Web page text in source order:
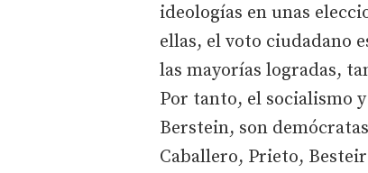
ideologías en unas
ellas, el voto ciudadano
las mayorías logradas,
Por tanto, el socialismo
Berstein, son
Caballero, Prieto,